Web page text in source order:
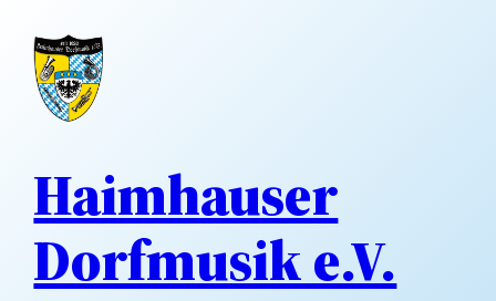
zum
Inhalt
wechseln
Haimhauser
Dorfmusik e.V.